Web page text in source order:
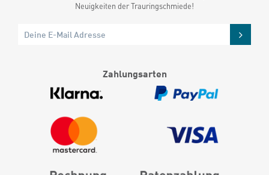
Neuigkeiten der Trauringschmiede!
Zahlungsarten